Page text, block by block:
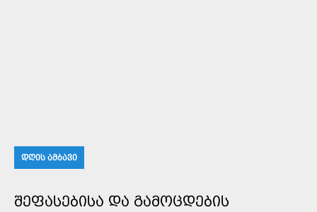
ᲓᲦᲘᲡ ᲐᲛᲑᲐᲕᲘ
ᲨᲔᲤᲐᲡᲔᲑᲘᲡᲐ ᲓᲐ ᲒᲐᲛᲝᲪᲓᲔᲑᲘᲡ